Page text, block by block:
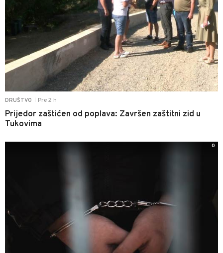
DRUŠTVO Pre 2 h
Prijedor zaštićen od poplava: Završen zaštitni zid u
Tukovima
0